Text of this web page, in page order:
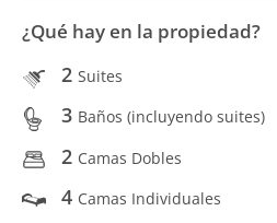
¿Qué hay en la propiedad?
2 Suites
3 Baños (incluyendo suites)
2 Camas Dobles
4 Camas Individuales